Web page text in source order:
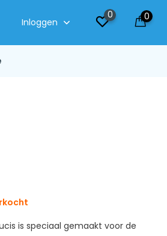
Inloggen
0 0
is speciaal gemaakt voor de